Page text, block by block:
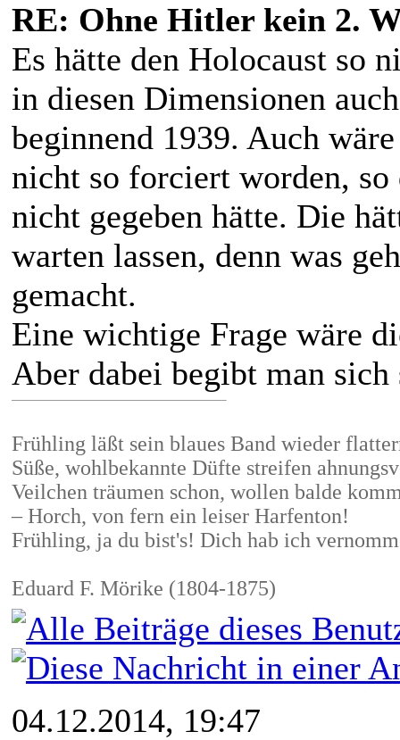
RE: Ohne Hitler kein 2.
Es hätte den Holocaust so
in diesen Dimensionen
beginnend 1939. Auch
nicht so forciert worden, so
nicht gegeben hätte. Die
warten lassen, denn was
gemacht.
Eine wichtige Frage wäre
Aber dabei begibt man
Frühling läßt sein blaues Band wieder
Süße, wohlbekannte Düfte streifen
Veilchen träumen schon, wollen balde
– Horch, von fern ein leiser Harfenton!
Frühling, ja du bist's! Dich hab ich
Eduard F. Mörike (1804-1875)
04.12.2014, 19:47